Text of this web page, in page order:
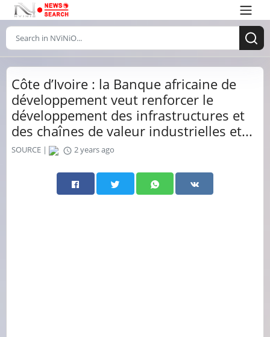
Côte d’Ivoire : la Banque africaine de
développement veut renforcer le
développement des infrastructures et
des chaînes de valeur industrielles et...
SOURCE | 2 years ago